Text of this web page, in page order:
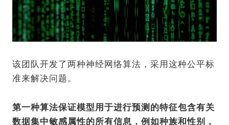
该团队开发了两种神经网络算法，采用这种公平标
准来解决问题。
第一种算法保证模型用于进行预测的特征包含有关
数据集中敏感属性的所有信息，例如种族和性别，